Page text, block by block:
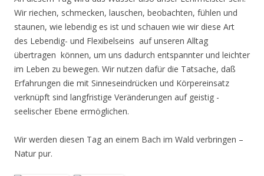
Wir riechen, schmecken, lauschen, beobachten, fühlen und
staunen, wie lebendig es ist und schauen wie wir diese Art
des Lebendig- und Flexibelseins auf unseren Alltag
übertragen können, um uns dadurch entspannter und leichter
im Leben zu bewegen. Wir nutzen dafür die Tatsache, daß
Erfahrungen die mit Sinneseindrücken und Körpereinsatz
verknüpft sind langfristige Veränderungen auf geistig -
seelischer Ebene ermöglichen.
Wir werden diesen Tag an einem Bach im Wald verbringen –
Natur pur.